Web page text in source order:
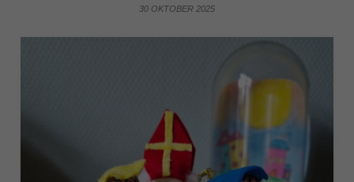
30 OKTOBER 2025